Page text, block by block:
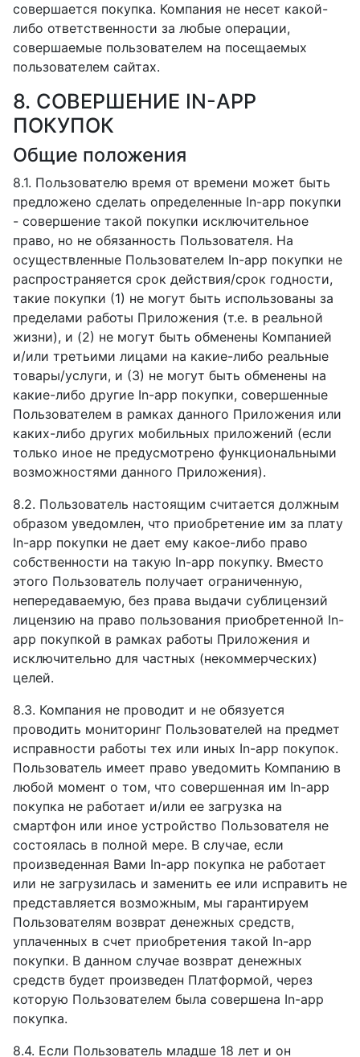
совершается покупка. Компания не несет какой-
либо ответственности за любые операции,
совершаемые пользователем на посещаемых
пользователем сайтах.
8. СОВЕРШЕНИЕ IN-APP
ПОКУПОК
Общие положения
8.1. Пользователю время от времени может быть
предложено сделать определенные In-app покупки
- совершение такой покупки исключительное
право, но не обязанность Пользователя. На
осуществленные Пользователем In-app покупки не
распространяется срок действия/срок годности,
такие покупки (1) не могут быть использованы за
пределами работы Приложения (т.е. в реальной
жизни), и (2) не могут быть обменены Компанией
и/или третьими лицами на какие-либо реальные
товары/услуги, и (3) не могут быть обменены на
какие-либо другие In-app покупки, совершенные
Пользователем в рамках данного Приложения или
каких-либо других мобильных приложений (если
только иное не предусмотрено функциональными
возможностями данного Приложения).
8.2. Пользователь настоящим считается должным
образом уведомлен, что приобретение им за плату
In-app покупки не дает ему какое-либо право
собственности на такую In-app покупку. Вместо
этого Пользователь получает ограниченную,
непередаваемую, без права выдачи сублицензий
лицензию на право пользования приобретенной In-
app покупкой в рамках работы Приложения и
исключительно для частных (некоммерческих)
целей.
8.3. Компания не проводит и не обязуется
проводить мониторинг Пользователей на предмет
исправности работы тех или иных In-app покупок.
Пользователь имеет право уведомить Компанию в
любой момент о том, что совершенная им In-app
покупка не работает и/или ее загрузка на
смартфон или иное устройство Пользователя не
состоялась в полной мере. В случае, если
произведенная Вами In-app покупка не работает
или не загрузилась и заменить ее или исправить не
представляется возможным, мы гарантируем
Пользователям возврат денежных средств,
уплаченных в счет приобретения такой In-app
покупки. В данном случае возврат денежных
средств будет произведен Платформой, через
которую Пользователем была совершена In-app
покупка.
8.4. Если Пользователь младше 18 лет и он